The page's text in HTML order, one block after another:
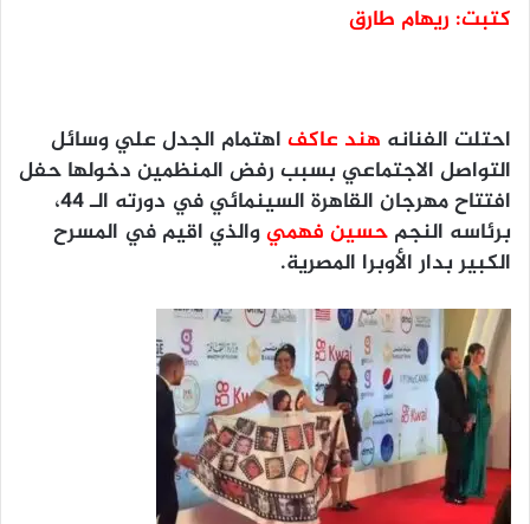
كتبت: ريهام طارق
احتلت الفنانه هند عاكف اهتمام الجدل علي وسائل
التواصل الاجتماعي بسبب رفض المنظمين دخولها حفل
افتتاحمهرجان القاهرة السينمائي في دورته الـ ٤٤
،
برئاسه النجم حسين فهميوالذي اقيم في المسرح
الكبير بدار الأوبرا المصرية.